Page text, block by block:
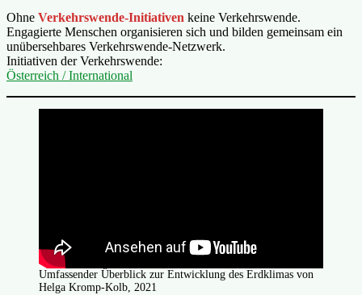
Ohne Verkehrswende-Initiativen keine Verkehrswende.
Engagierte Menschen organisieren sich und bilden gemeinsam ein
unübersehbares Verkehrswende-Netzwerk.
Initiativen der Verkehrswende:
Österreich / International
Umfassender Überblick zur Entwicklung des Erdklimas von
Helga Kromp-Kolb, 2021